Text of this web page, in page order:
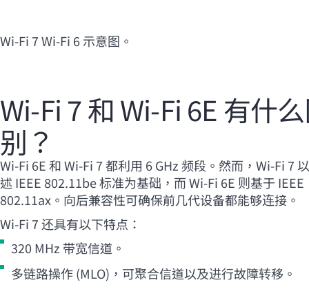
Wi-Fi 7Wi-Fi 6 示意图。
Wi-Fi 7 和Wi-Fi 6E 有什
别？
Wi-Fi 6E 和Wi-Fi 7 都利用 6 GHz 频段。然而， Wi-Fi 7
述 IEEE 802.11be 标准为基础，而Wi-Fi 6E 则基于 IEEE
802.11ax。向后兼容性可确保前几代设备都能够连接。
Wi-Fi 7 还具有以下特点：
320 MHz 带宽信道。
多链路操作 (MLO)，可聚合信道以及进行故障转移。